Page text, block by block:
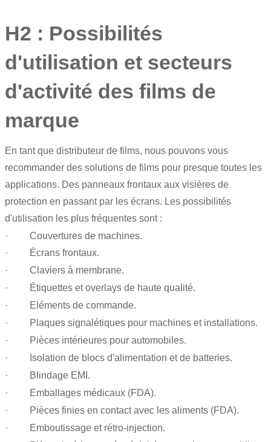
H2 : Possibilités
d'utilisation et secteurs
d'activité des films de
marque
En tant que distributeur de films, nous pouvons vous
recommander des solutions de films pour presque toutes les
applications. Des panneaux frontaux aux visières de
protection en passant par les écrans. Les possibilités
d'utilisation les plus fréquentes sont :
· Couvertures de machines.
· Écrans frontaux.
· Claviers à membrane.
· Étiquettes et overlays de haute qualité.
· Eléments de commande.
· Plaques signalétiques pour machines et installations.
· Pièces intérieures pour automobiles.
· Isolation de blocs d'alimentation et de batteries.
· Blindage EMI.
· Emballages médicaux (FDA).
· Pièces finies en contact avec les aliments (FDA).
· Emboutissage et rétro-injection.